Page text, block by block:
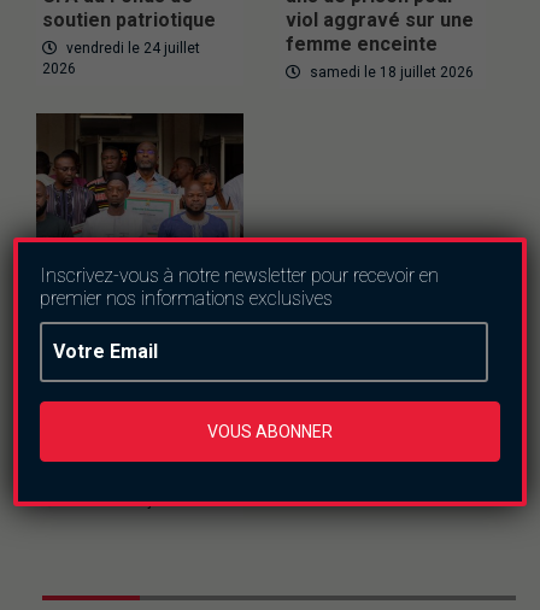
soutien patriotique
vendredi le 24 juillet
2026
viol aggravé sur une
femme enceinte
samedi le 18 juillet 2026
Actualités Societe
Orange Burkina Faso
distingué pour sa
samedi le 4 juillet 2026
Inscrivez-vous à notre newsletter pour recevoir en
premier nos informations exclusives
VOUS ABONNER